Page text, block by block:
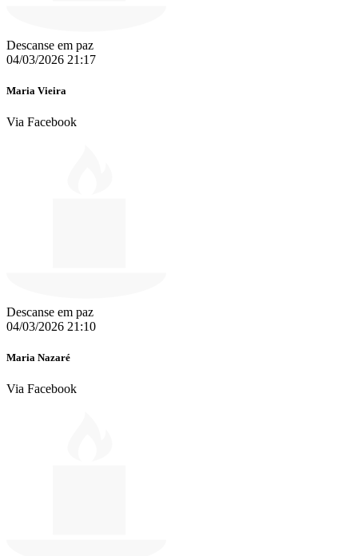
Descanse em paz
04/03/2026 21:17
Maria Vieira
Via Facebook
Descanse em paz
04/03/2026 21:10
Maria Nazaré
Via Facebook